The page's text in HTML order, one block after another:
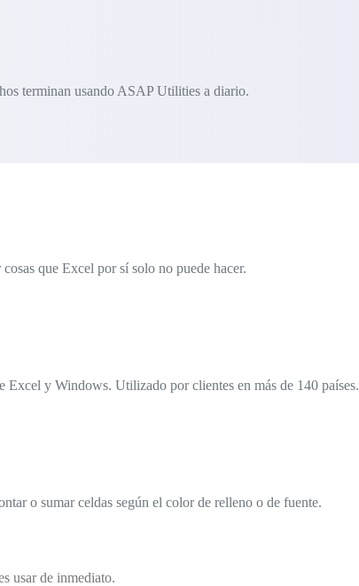
terminan usando ASAP Utilities a diario.
que Excel por sí solo no puede hacer.
y Windows. Utilizado por clientes en más de 140 países.
o sumar celdas según el color de relleno o de fuente.
usar de inmediato.